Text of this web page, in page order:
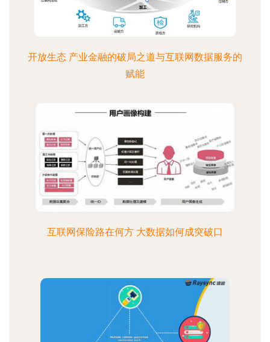
开放生态 产业金融的破局之道与互联网数据服务的
赋能
互联网保险路在何方 大数据如何成突破口